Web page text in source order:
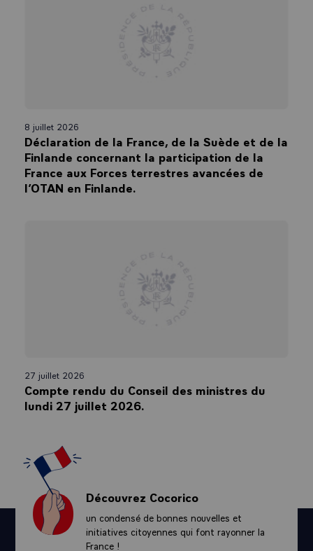
8 juillet 2026
Déclaration de la France, de la Suède et de la
Finlande concernant la participation de la
France aux Forces terrestres avancées de
l’OTAN en Finlande.
27 juillet 2026
Compte rendu du Conseil des ministres du
lundi 27 juillet 2026.
Découvrez Cocorico
un condensé de bonnes nouvelles et
initiatives citoyennes qui font rayonner la
France !